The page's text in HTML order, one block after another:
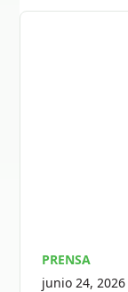
PRENSA
junio 24, 2026